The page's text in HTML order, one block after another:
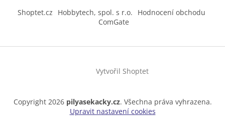
Shoptet.cz Hobbytech, spol. s r.o.
Hodnocení obchodu
ComGate
Vytvořil Shoptet
Copyright 2026 pilyasekacky.cz. Všechna práva vyhrazena.
Upravit nastavení cookies